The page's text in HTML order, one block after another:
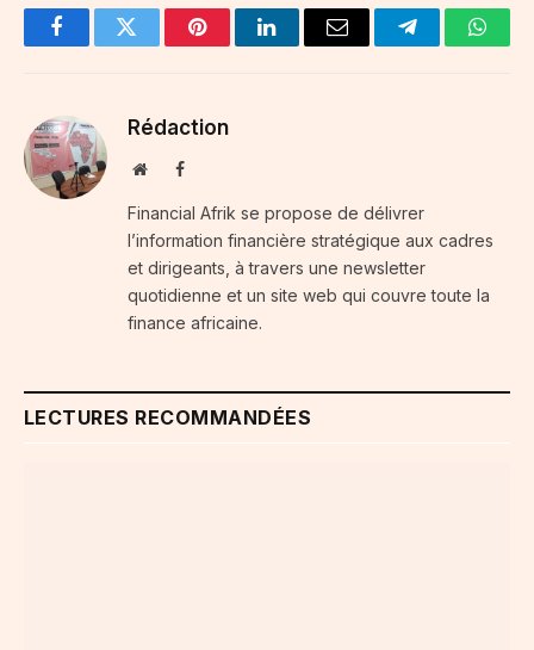
FacebookTwitter PinterestLinkedInEmail Telegram
Rédaction
WebsiteFacebook
Financial Afrik se propose de délivrer
l’information financière stratégique aux cadres
et dirigeants, à travers une newsletter
quotidienne et un site web qui couvre toute la
finance africaine.
LECTURES RECOMMANDÉES